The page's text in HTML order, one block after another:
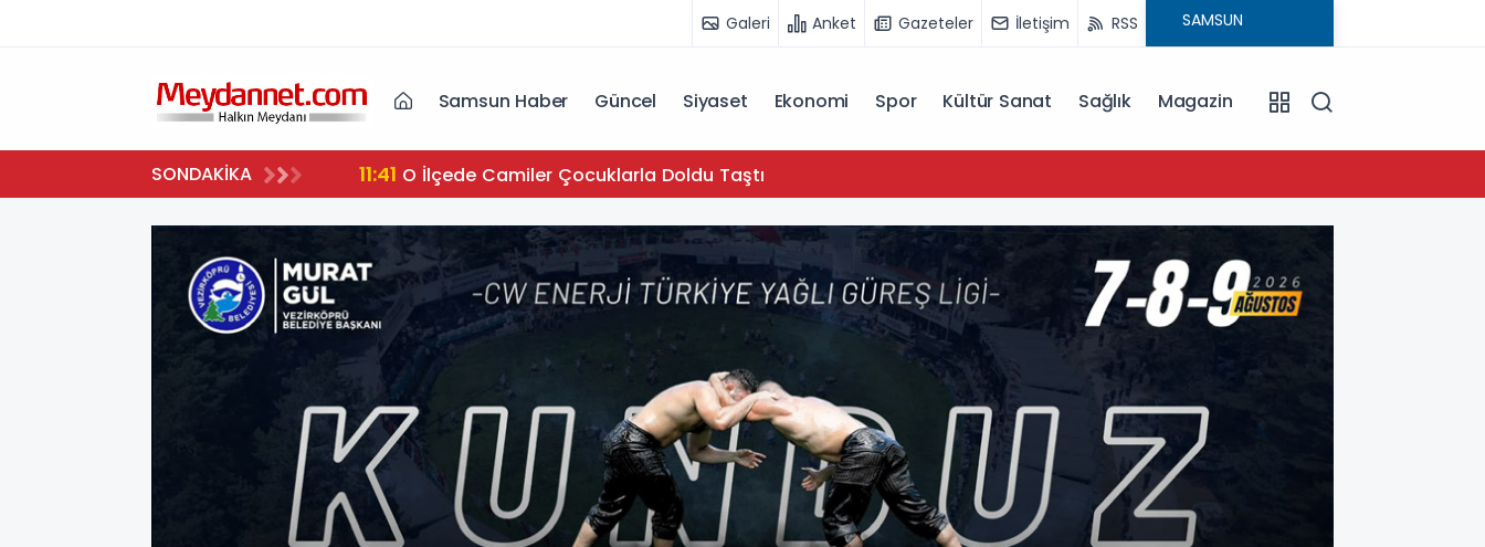
Galeri Anket Gazeteler İletişim RSS
Samsun Haber Güncel Siyaset Ekonomi Spor Kültür Sanat Sağlık Magazin
SONDAKİKA 11:41 O İlçede Camiler Çocuklarla Doldu Taştı